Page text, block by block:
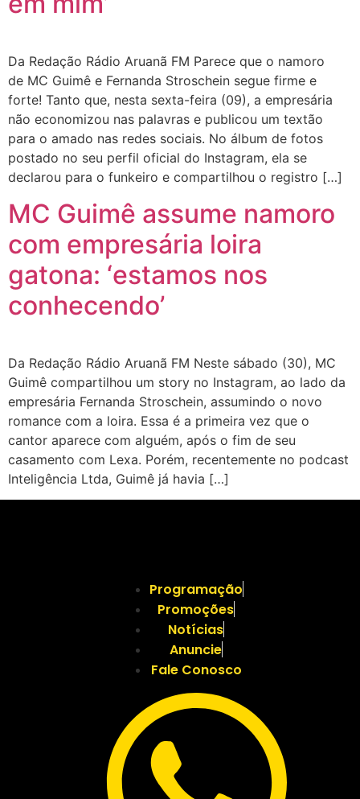
Da Redação Rádio Aruanã FM Parece que o namoro
de MC Guimê e Fernanda Stroschein segue firme e
forte! Tanto que, nesta sexta-feira (09), a empresária
não economizou nas palavras e publicou um textão
para o amado nas redes sociais. No álbum de fotos
postado no seu perfil oficial do Instagram, ela se
declarou para o funkeiro e compartilhou o registro […]
MC Guimê assume namoro
com empresária loira
gatona: ‘estamos nos
conhecendo’
Da Redação Rádio Aruanã FM Neste sábado (30), MC
Guimê compartilhou um story no Instagram, ao lado da
empresária Fernanda Stroschein, assumindo o novo
romance com a loira. Essa é a primeira vez que o
cantor aparece com alguém, após o fim de seu
casamento com Lexa. Porém, recentemente no podcast
Inteligência Ltda, Guimê já havia […]
Programação
Promoções
Notícias
Anuncie
Fale Conosco